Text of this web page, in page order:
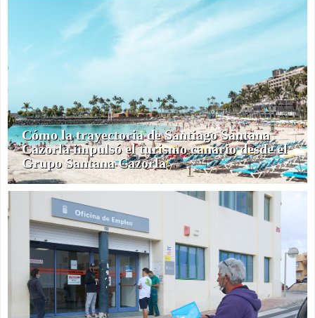
Cómo la trayectoria de Santiago Santana
Cazorla impulsó el turismo canario desde el
Grupo Santana Cazorla